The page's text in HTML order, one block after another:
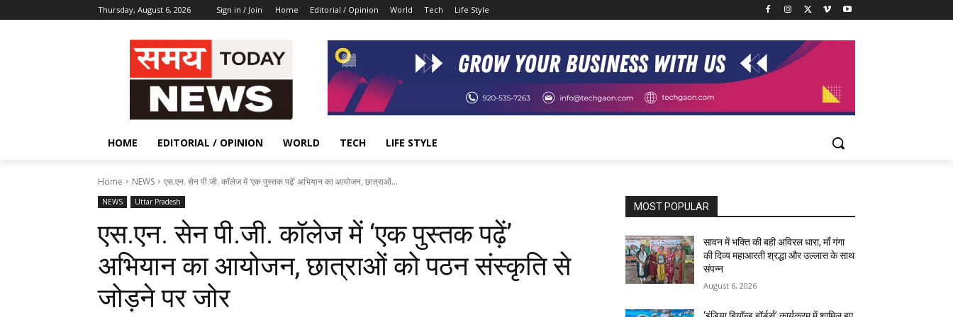
Thursday, August 6, 2026 Sign in / Join Home Editorial / Opinion World Tech Life Style
HOME EDITORIAL / OPINION WORLD TECH LIFE STYLE
Home NEWS एस.एन. सेन पी.जी. कॉलेज में ‘एक पुस्तक पढ़ें’ अभियान का आयोजन, छात्राओं...
NEWS Uttar Pradesh
एस.एन. सेन पी.जी. कॉलेज में ‘एक पुस्तक पढ़ें’
अभियान का आयोजन, छात्राओं को पठन संस्कृति से
जोड़ने पर जोर
MOST POPULAR
सावन में भक्ति की बही अविरल धारा, माँ गंगा
की दिव्य महाआरती श्रद्धा और उल्लास के साथ
संपन्न
August 6, 2026